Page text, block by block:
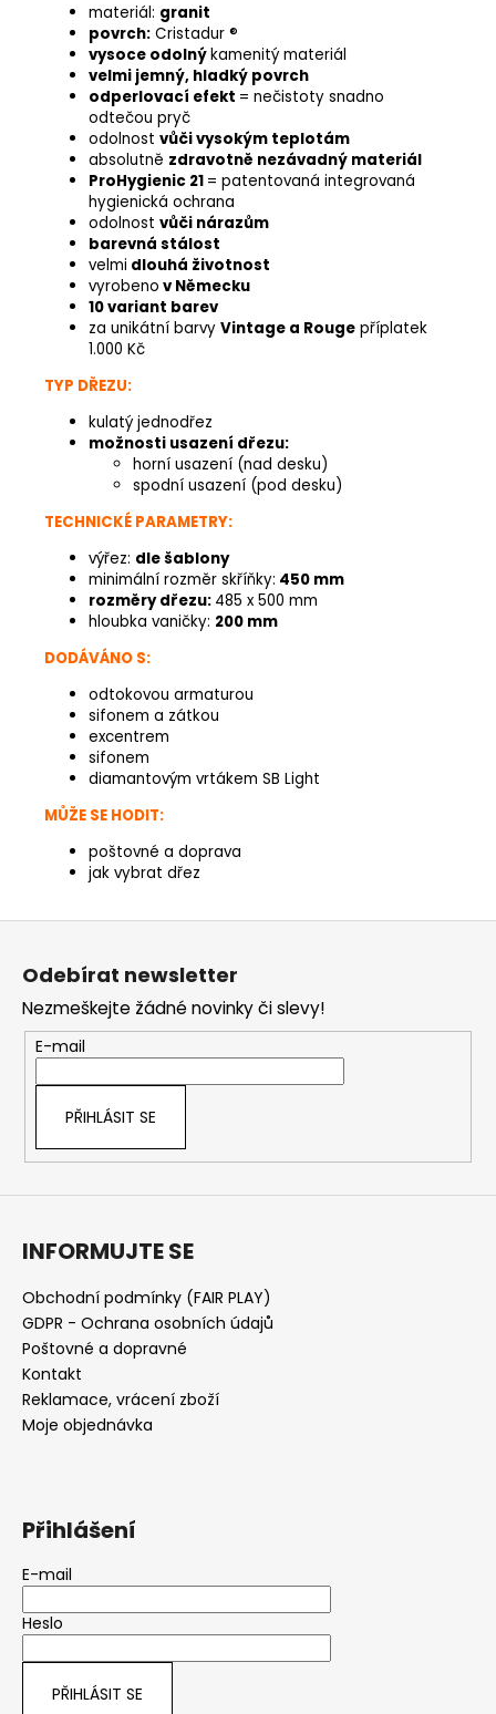
materiál: granit
povrch: Cristadur ®
vysoce odolnýkamenitý materiál
velmi jemný, hladký povrch
odperlovací efekt = nečistoty snadno
odtečou pryč
odolnost vůči vysokým teplotám
absolutně zdravotně nezávadný materiál
ProHygienic 21 = patentovaná integrovaná
hygienická ochrana
odolnost vůči nárazům
barevná stálost
velmi dlouhá životnost
vyrobeno v Německu
10 variant barev
za unikátní barvy Vintage a Rouge příplatek
1.000 Kč
TYP DŘEZU:
kulatý jednodřez
možnosti usazení dřezu:
horní usazení (nad desku)
spodní usazení (pod desku)
TECHNICKÉ PARAMETRY:
výřez: dle šablony
minimální rozměr skříňky: 450 mm
rozměry dřezu: 485 x 500 mm
hloubka vaničky: 200 mm
DODÁVÁNO S:
odtokovou armaturou
sifonem a zátkou
excentrem
sifonem
diamantovým vrtákem SB Light
MŮŽE SE HODIT:
poštovné a doprava
jak vybrat dřez
Z
Odebírat newsletter
Nezmeškejte žádné novinky či slevy!
E-mail
PŘIHLÁSIT SE
INFORMUJTE SE
Obchodní podmínky (FAIR PLAY)
GDPR - Ochrana osobních údajů
Poštovné a dopravné
Kontakt
Reklamace, vrácení zboží
Moje objednávka
Přihlášení
E-mail
Heslo
PŘIHLÁSIT SE